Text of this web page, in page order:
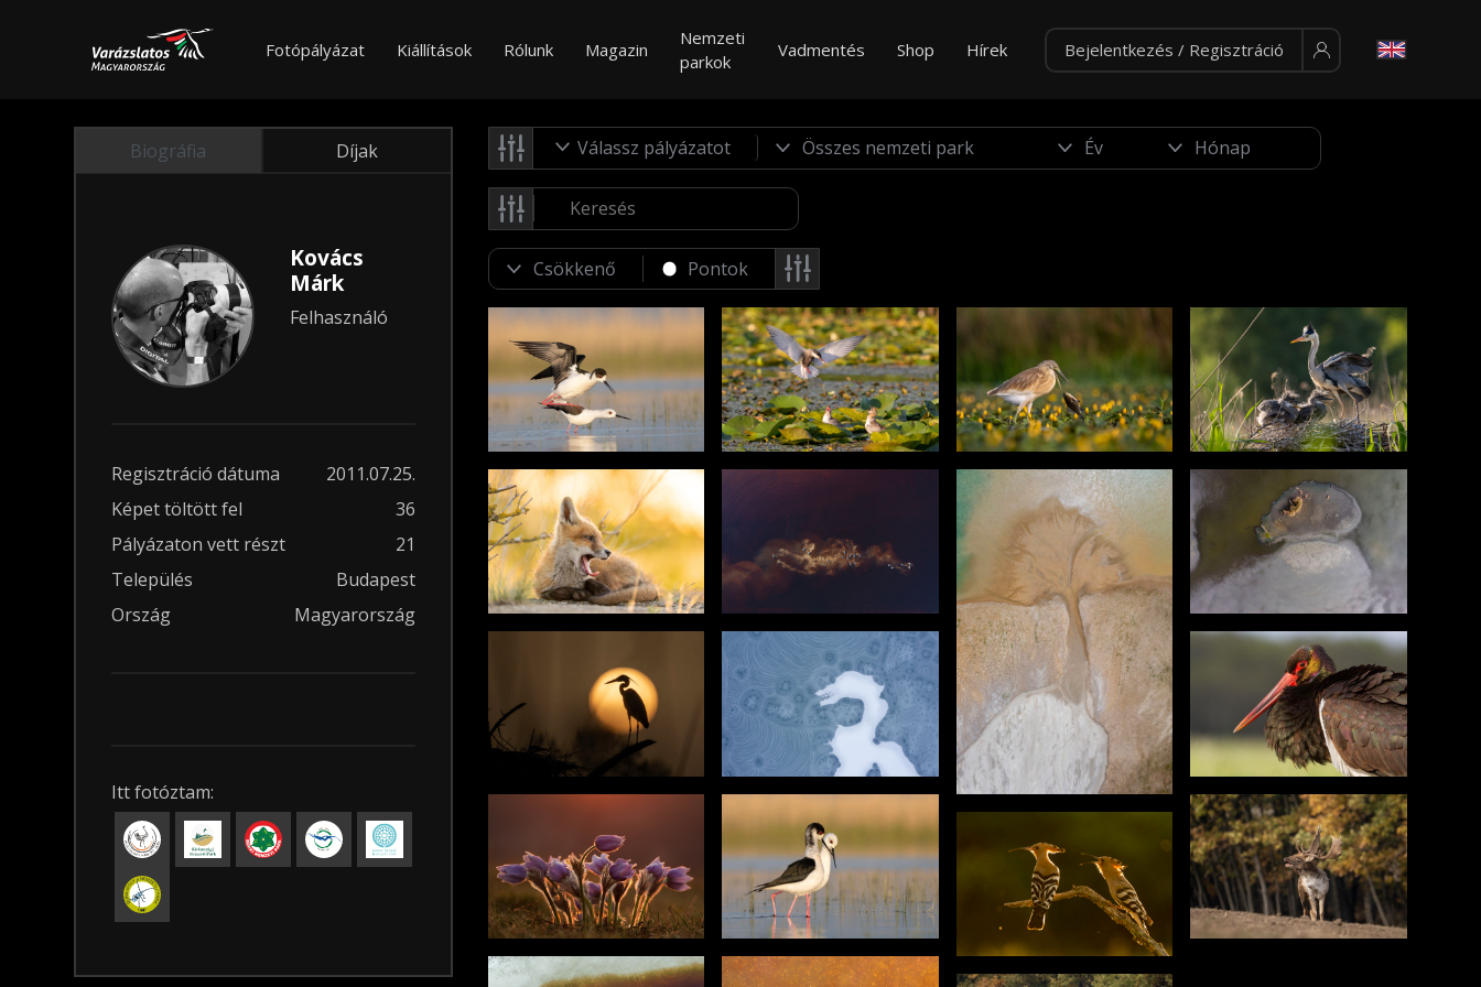
Fotópályázat Kiállítások Rólunk Magazin
Nemzeti
parkok
Vadmentés Shop Hírek Bejelentkezés / Regisztráció
Biográfia Díjak
Kovács
Márk
Felhasználó
Regisztráció dátuma
2011.07.25.
Képet töltött fel
36
Pályázaton vett részt
21
Település
Budapest
Ország
Magyarország
Itt fotóztam:
Válassz pályázatot
Pontok